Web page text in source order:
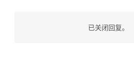
已关闭回复。